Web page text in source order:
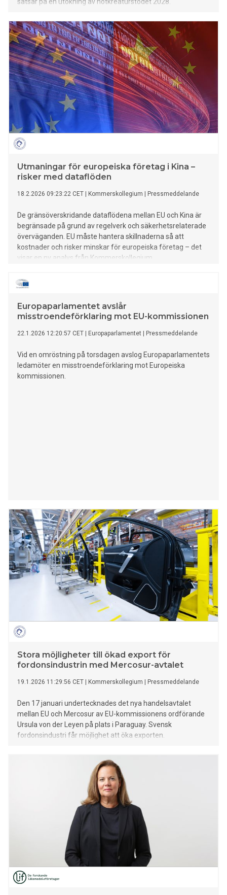
satsar på en utökning av nötkreaturstödet 2028.
Utmaningar för europeiska företag i Kina –
risker med dataflöden
18.2.2026 09:23:22 CET Kommerskollegium Pressmeddelande
De gränsöverskridande dataflödena mellan EU och Kina är
begränsade på grund av regelverk och säkerhetsrelaterade
överväganden. EU måste hantera skillnaderna så att
kostnader och risker minskar för europeiska företag – det
visar en ny analys från Kommerskollegium.
Europaparlamentet avslår
misstroendeförklaring mot EU-kommissionen
22.1.2026 12:20:57 CET Europaparlamentet Pressmeddelande
Vid en omröstning på torsdagen avslog Europaparlamentets
ledamöter en misstroendeförklaring mot Europeiska
kommissionen.
Stora möjligheter till ökad export för
fordonsindustrin med Mercosur-avtalet
19.1.2026 11:29:56 CET Kommerskollegium Pressmeddelande
Den 17 januari undertecknades det nya handelsavtalet
mellan EU och Mercosur av EU-kommissionens ordförande
Ursula von der Leyen på plats i Paraguay. Svensk
fordonsindustri får möjlighet att öka exporten.